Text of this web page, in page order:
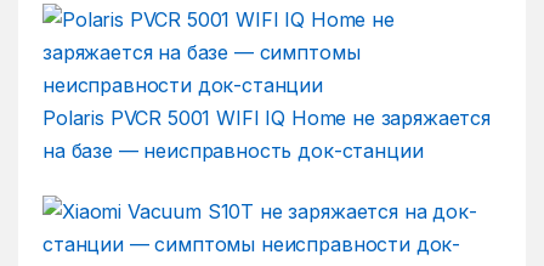
Polaris PVCR 5001 WIFI IQ Home не заряжается
на базе — неисправность док-станции